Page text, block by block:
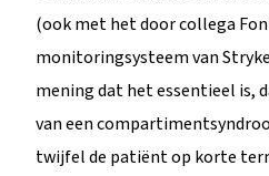
(ook met het door collega
monitoringsysteem van
mening dat het essentieel is,
van een
twijfel de patiënt op korte